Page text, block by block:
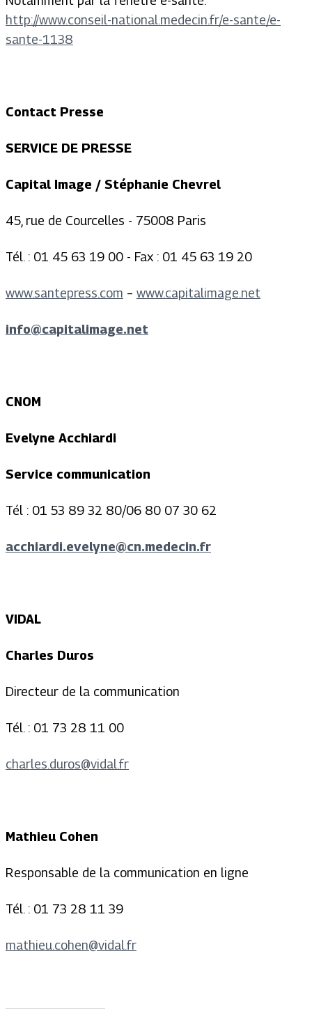
http://www.conseil-national.medecin.fr/e-sante/e-
sante-1138
Contact Presse
SERVICE DE PRESSE
Capital Image / Stéphanie Chevrel
45, rue de Courcelles - 75008 Paris
Tél. : 01 45 63 19 00 - Fax : 01 45 63 19 20
www.santepress.com – www.capitalimage.net
info@capitalimage.net
CNOM
Evelyne Acchiardi
Service communication
Tél : 01 53 89 32 80/06 80 07 30 62
acchiardi.evelyne@cn.medecin.fr
VIDAL
Charles Duros
Directeur de la communication
Tél. : 01 73 28 11 00
charles.duros@vidal.fr
Mathieu Cohen
Responsable de la communication en ligne
Tél. : 01 73 28 11 39
mathieu.cohen@vidal.fr